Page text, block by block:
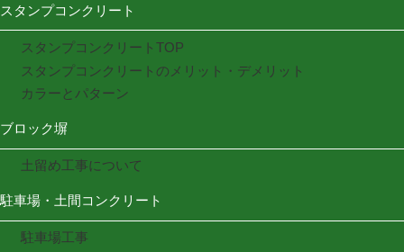
スタンプコンクリート
スタンプコンクリートTOP
スタンプコンクリートのメリット・デメリット
カラーとパターン
ブロック塀
土留め工事について
駐車場・土間コンクリート
駐車場工事